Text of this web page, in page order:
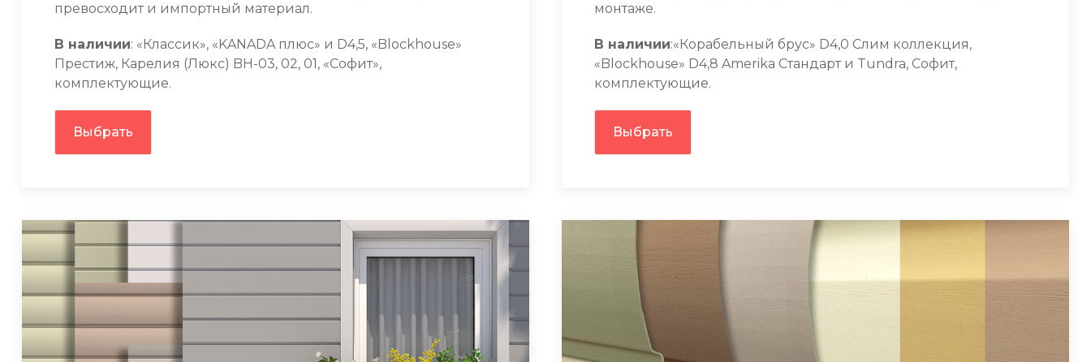
превосходит и импортный материал.
В наличии: «Классик», «KANADA плюс» и D4,5, «Blockhouse»
Престиж, Карелия (Люкс) BH-03, 02, 01, «Софит»,
комплектующие.
Выбрать
монтаже.
В наличии:«Корабельный брус» D4,0 Слим коллекция,
«Blockhouse» D4,8 Amerika Cтандарт и Tundra, Софит,
комплектующие.
Выбрать